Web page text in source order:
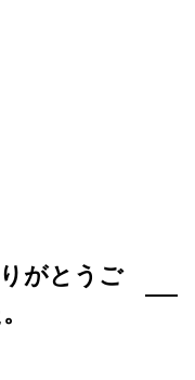
がとうご